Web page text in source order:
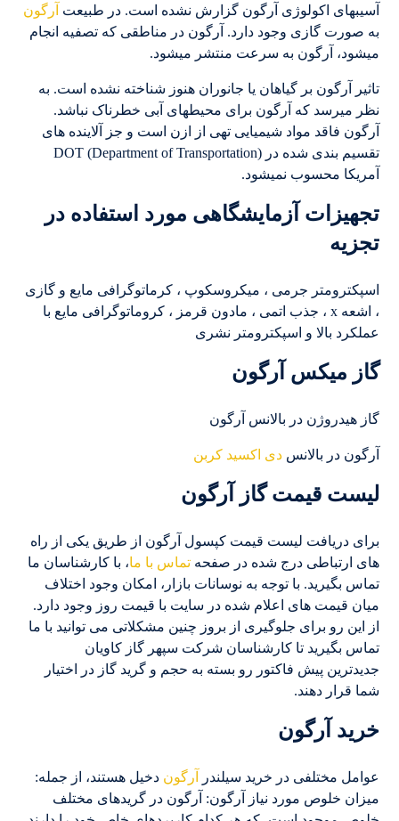
آسیبهای اکولوژی آرگون گزارش نشده است. در طبیعت آرگون
به صورت گازی وجود دارد. آرگون در مناطقی که تصفیه انجام
میشود، آرگون به سرعت منتشر میشود.
تاثیر آرگون بر گیاهان یا جانوران هنوز شناخته نشده است. به
نظر میرسد که آرگون برای محیطهای آبی خطرناک نباشد.
آرگون فاقد مواد شیمیایی تهی از ازن است و جز آلاینده های
تقسیم بندی شده در DOT (Department of Transportation)
آمریکا محسوب نمیشود.
تجهیزات آزمایشگاهی مورد استفاده در
تجزیه
اسپکترومتر جرمی ، میکروسکوپ ، کرماتوگرافی مایع و گازی
، اشعه x ، جذب اتمی ، مادون قرمز ، کروماتوگرافی مایع با
عملکرد بالا و اسپکترومتر نشری
گاز میکس آرگون
گاز هیدروژن در بالانس آرگون
آرگون در بالانسدی اکسید کربن
لیست قیمت گاز آرگون
برای دریافت لیست قیمت کپسول آرگون از طریق یکی از راه
های ارتباطی درج شده در صفحه تماس با ما، با کارشناسان ما
تماس بگیرید. با توجه به نوسانات بازار، امکان وجود اختلاف
میان قیمت های اعلام شده در سایت با قیمت روز وجود دارد.
از این رو برای جلوگیری از بروز چنین مشکلاتی می توانید با ما
تماس بگیرید تا کارشناسان شرکت سپهر گاز کاویان
جدیدترین پیش فاکتور رو بسته به حجم و گرید گاز در اختیار
شما قرار دهند.
خرید آرگون
عوامل مختلفی در خرید سیلندر آرگوندخیل هستند، از جمله:
میزان خلوص مورد نیاز آرگون: آرگون در گریدهای مختلف